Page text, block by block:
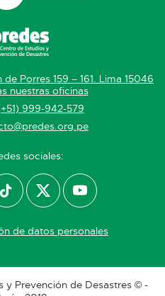
Porres 159 – 161. Lima 15046
nuestras oficinas
999-942-579
sociales:
de datos personales
y Prevención de Desastres © -